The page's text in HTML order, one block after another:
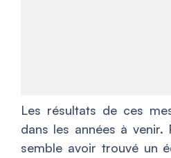
Les résultats de ces
dans les années à venir.
semble avoir trouvé un